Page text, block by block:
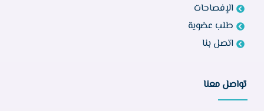
الإفصاحات
طلب عضوية
اتصل بنا
تواصل معنا